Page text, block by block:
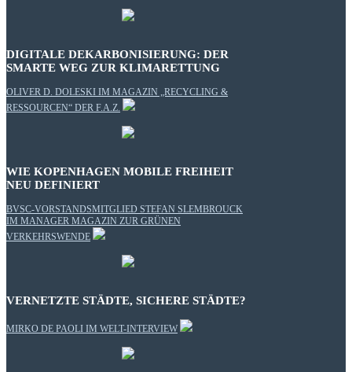
DIGITALE DEKARBONISIERUNG: DER
SMARTE WEG ZUR KLIMARETTUNG
OLIVER D. DOLESKI IM MAGAZIN „RECYCLING &
RESSOURCEN“ DER F.A.Z.
WIE KOPENHAGEN MOBILE FREIHEIT
NEU DEFINIERT
BVSC-VORSTANDSMITGLIED STEFAN SLEMBROUCK
IM MANAGER MAGAZIN ZUR GRÜNEN
VERKEHRSWENDE
VERNETZTE STÄDTE, SICHERE STÄDTE?
MIRKO DE PAOLI IM WELT-INTERVIEW